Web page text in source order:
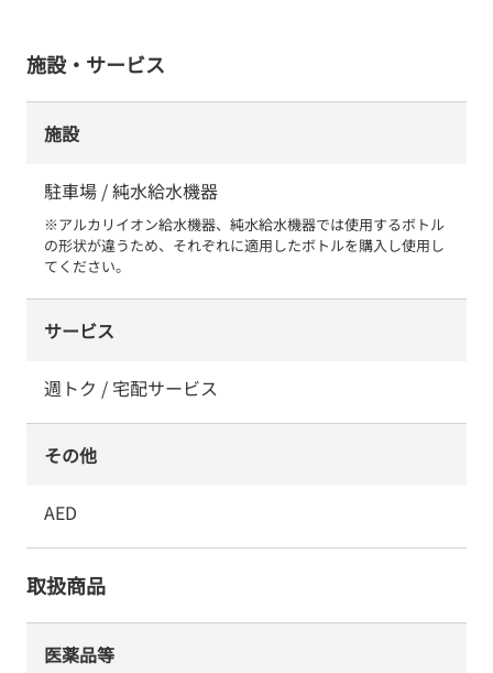
施設・サービス
施設
駐車場 / 純水給水機器
※アルカリイオン給水機器、純水給水機器では使用するボトル
の形状が違うため、それぞれに適用したボトルを購入し使用し
てください。
サービス
週トク / 宅配サービス
その他
AED
取扱商品
医薬品等